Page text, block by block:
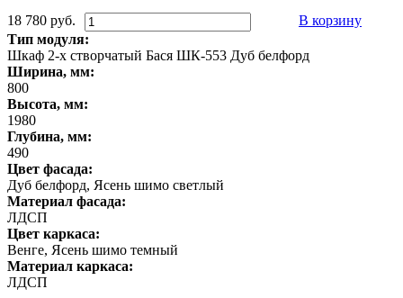
18 780 руб.
В корзину
Тип модуля:
Шкаф 2-х створчатый Бася ШК-553 Дуб белфорд
Ширина, мм:
800
Высота, мм:
1980
Глубина, мм:
490
Цвет фасада:
Дуб белфорд, Ясень шимо светлый
Материал фасада:
ЛДСП
Цвет каркаса:
Венге, Ясень шимо темный
Материал каркаса:
ЛДСП